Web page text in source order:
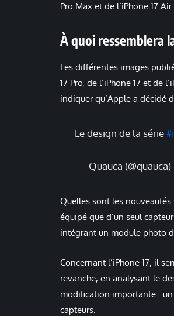
Pro Max et de l’iPhone 17
À quoi ressemblera
Les différentes images
17 Pro, de l’iPhone 17 et de
indiquer qu’Apple a décidé
Le design de la série
— Quauca (@quauca)
Quelles sont les nouveautés
équipé que d’un seul
intégrant un module photo
Concernant l’iPhone 17, il
revanche, en analysant le
modification importante :
capteurs.